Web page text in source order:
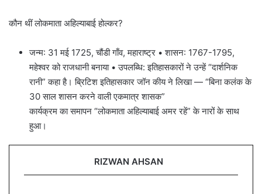
कौन थीं लोकमाता अहिल्याबाई होल्कर?
जन्म: 31 मई 1725, चौंडी गाँव, महाराष्ट्र • शासन: 1767-1795,
महेश्वर को राजधानी बनाया • उपलब्धि: इतिहासकारों ने उन्हें “दार्शनिक
रानी” कहा है। ब्रिटिश इतिहासकार जॉन कीय ने लिखा — “बिना कलंक के
30 साल शासन करने वाली एकमात्र शासक”
कार्यक्रम का समापन “लोकमाता अहिल्याबाई अमर रहें” के नारों के साथ
हुआ।
RIZWAN AHSAN